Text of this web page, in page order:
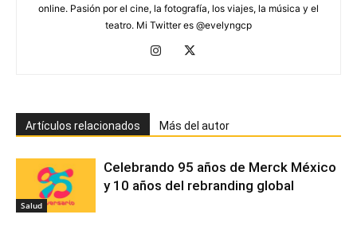
online. Pasión por el cine, la fotografía, los viajes, la música y el
teatro. Mi Twitter es @evelyngcp
Artículos relacionados Más del autor
Salud
Celebrando 95 años de Merck México
y 10 años del rebranding global